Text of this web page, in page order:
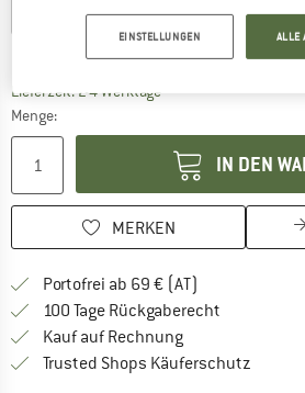
M L XL XXL
Lieferzeit: 2-4 WerktageDer Link öffnet sich
Menge:
IN DEN
MERKEN
Portofrei ab 69 € (AT)
100 Tage Rückgaberecht
Kauf auf RechnungFinde die
Trusted Shops Käuferschutz
EINSTELLUNGEN ALLE